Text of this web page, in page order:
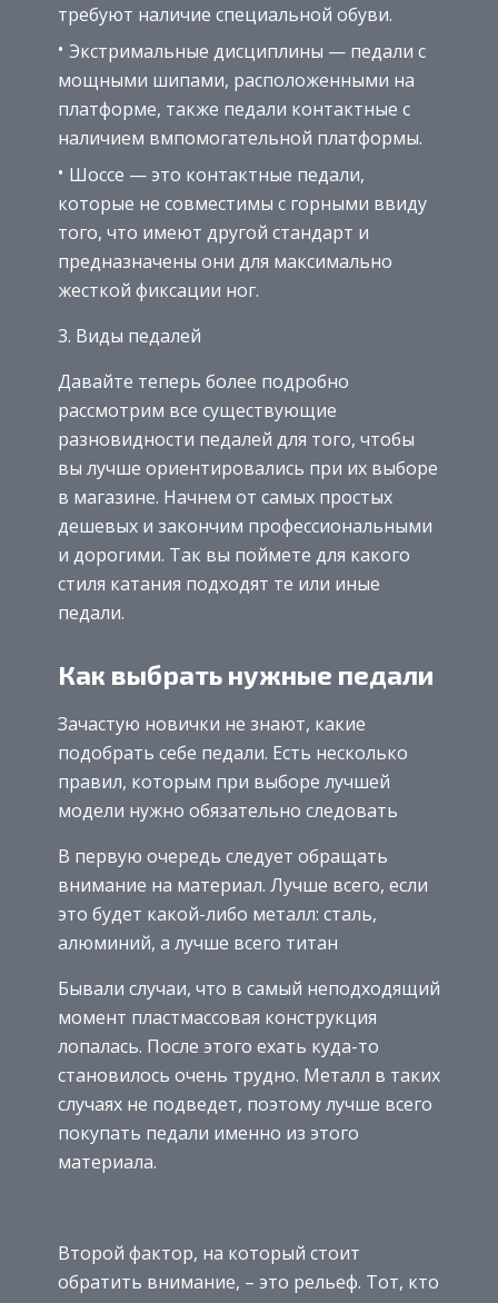
требуют наличие специальной обуви.
Экстримальные дисциплины — педали с
мощными шипами, расположенными на
платформе, также педали контактные с
наличием вмпомогательной платформы.
Шоссе — это контактные педали,
которые не совместимы с горными ввиду
того, что имеют другой стандарт и
предназначены они для максимально
жесткой фиксации ног.
3. Виды педалей
Давайте теперь более подробно
рассмотрим все существующие
разновидности педалей для того, чтобы
вы лучше ориентировались при их выборе
в магазине. Начнем от самых простых
дешевых и закончим профессиональными
и дорогими. Так вы поймете для какого
стиля катания подходят те или иные
педали.
Как выбрать нужные педали
Зачастую новички не знают, какие
подобрать себе педали. Есть несколько
правил, которым при выборе лучшей
модели нужно обязательно следовать
В первую очередь следует обращать
внимание на материал. Лучше всего, если
это будет какой-либо металл: сталь,
алюминий, а лучше всего титан
Бывали случаи, что в самый неподходящий
момент пластмассовая конструкция
лопалась. После этого ехать куда-то
становилось очень трудно. Металл в таких
случаях не подведет, поэтому лучше всего
покупать педали именно из этого
материала.
Второй фактор, на который стоит
обратить внимание, – это рельеф. Тот, кто